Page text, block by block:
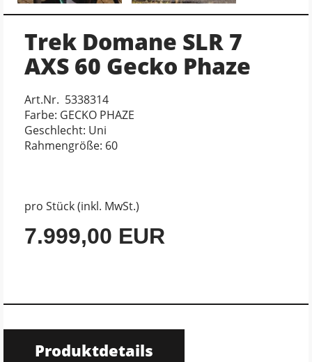
Trek Domane SLR 7
AXS 60 Gecko Phaze
Art.Nr. 5338314
Farbe: GECKO PHAZE
Geschlecht: Uni
Rahmengröße: 60
pro Stück (inkl. MwSt.)
7.999,00 EUR
Produktdetails